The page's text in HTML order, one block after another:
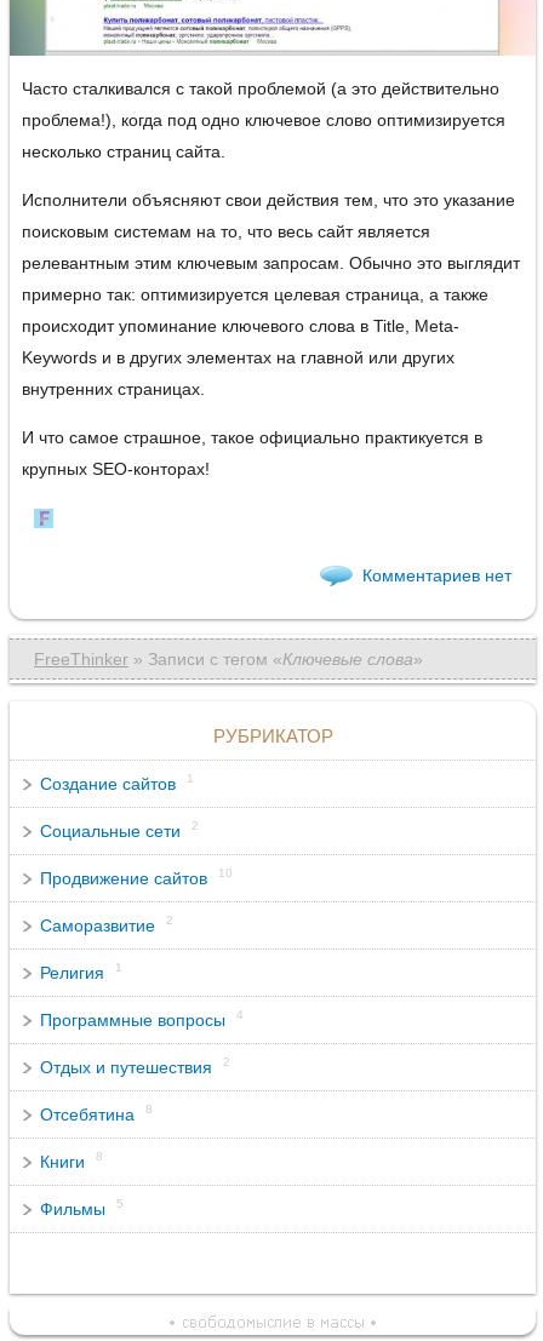
Часто сталкивался с такой проблемой (а это действительно
проблема!), когда под одно ключевое слово оптимизируется
несколько страниц сайта.
Исполнители объясняют свои действия тем, что это указание
поисковым системам на то, что весь сайт является
релевантным этим ключевым запросам. Обычно это выглядит
примерно так: оптимизируется целевая страница, а также
происходит упоминание ключевого слова в Title, Meta-
Keywords и в других элементах на главной или других
внутренних страницах.
И что самое страшное, такое официально практикуется в
крупных SEO-конторах!
Комментариев нет
FreeThinker » Записи c тегом «Ключевые слова»
РУБРИКАТОР
Создание сайтов 1
Социальные сети 2
Продвижение сайтов 10
Саморазвитие 2
Религия 1
Программные вопросы 4
Отдых и путешествия 2
Отсебятина 8
Книги 8
Фильмы 5